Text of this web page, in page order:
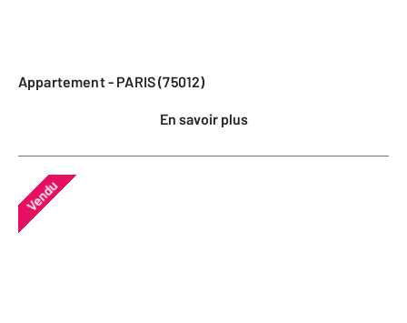
Appartement - PARIS (75012)
En savoir plus
Vendu